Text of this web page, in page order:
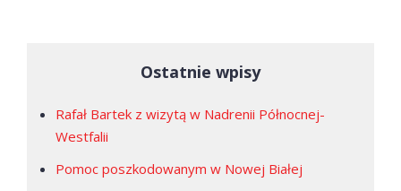
Ostatnie wpisy
Rafał Bartek z wizytą w Nadrenii Północnej-
Westfalii
Pomoc poszkodowanym w Nowej Białej